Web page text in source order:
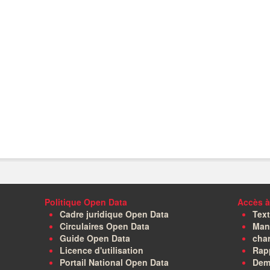
Politique Open Data
Cadre juridique Open Data
Circulaires Open Data
Guide Open Data
Licence d'utilisation
Portail National Open Data
Accès